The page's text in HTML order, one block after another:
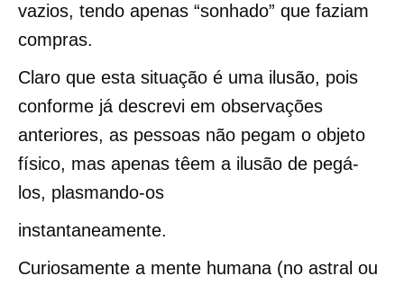
vazios, tendo apenas “sonhado” que faziam
compras.
Claro que esta situação é uma ilusão, pois
conforme já descrevi em observações
anteriores, as pessoas não pegam o objeto
físico, mas apenas têem a ilusão de pegá-
los, plasmando-os
instantaneamente.
Curiosamente a mente humana (no astral ou